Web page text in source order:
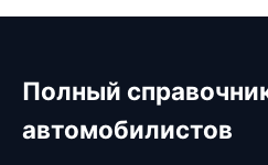
Полный
автомобилистов